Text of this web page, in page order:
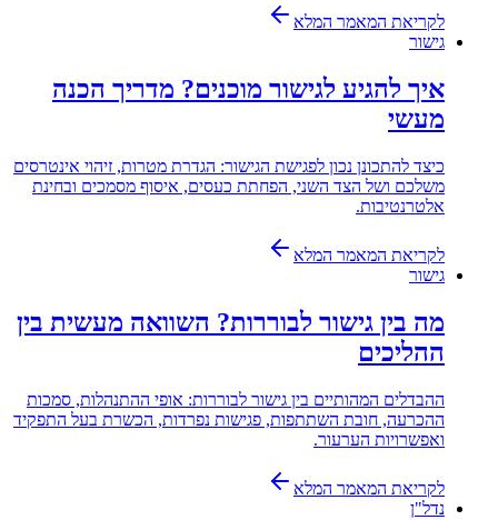
לקריאת המאמר המלא
גישור
איך להגיע לגישור מוכנים? מדריך הכנה
מעשי
כיצד להתכונן נכון לפגישת הגישור: הגדרת מטרות, זיהוי אינטרסים
משלכם ושל הצד השני, הפחתת כעסים, איסוף מסמכים ובחינת
אלטרנטיבות.
לקריאת המאמר המלא
גישור
מה בין גישור לבוררות? השוואה מעשית בין
ההליכים
ההבדלים המהותיים בין גישור לבוררות: אופי ההתנהלות, סמכות
ההכרעה, חובת השתתפות, פגישות נפרדות, הכשרת בעל התפקיד
ואפשרויות הערעור.
לקריאת המאמר המלא
נדל"ן